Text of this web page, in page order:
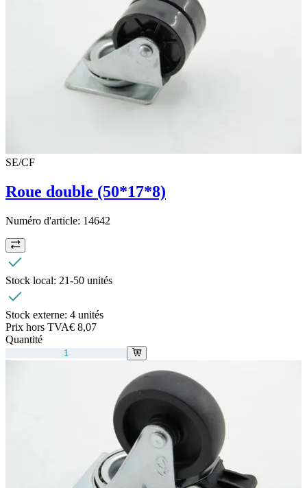
SE/CF
Roue double (50*17*8)
Numéro d'article: 14642
Stock local: 21-50 unités
Stock externe: 4 unités
Prix hors TVA€ 8,07
Quantité